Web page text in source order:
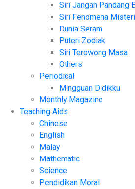
Siri Jangan Pandang
Siri Fenomena Misteri
Dunia Seram
Puteri Zodiak
Siri Terowong Masa
Others
Periodical
Mingguan Didikku
Monthly Magazine
Teaching Aids
Chinese
English
Malay
Mathematic
Science
Pendidikan Moral